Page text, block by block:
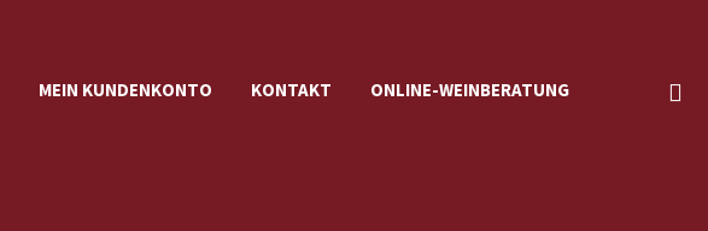
MEIN KUNDENKONTO KONTAKT ONLINE-WEINBERATUNG